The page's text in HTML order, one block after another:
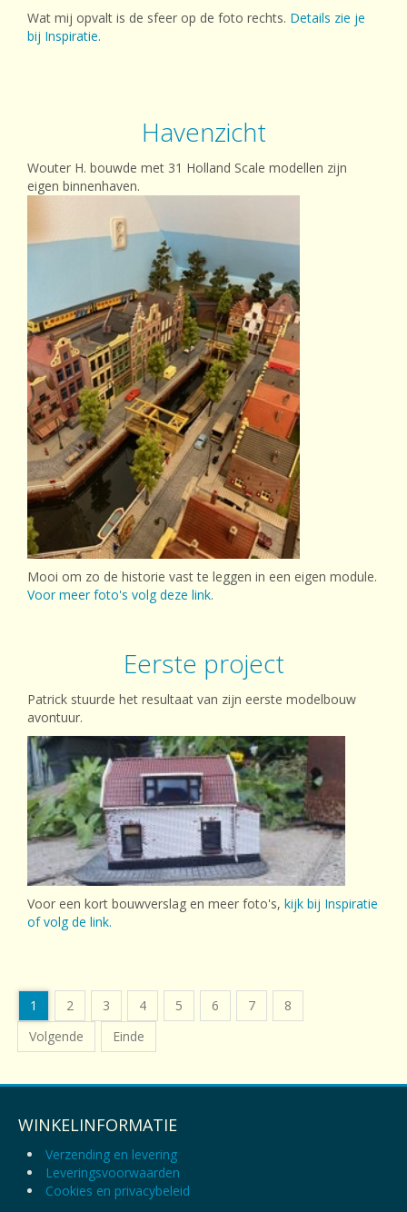
Wat mij opvalt is de sfeer op de foto rechts. Details zie je
bij Inspiratie.
Havenzicht
Wouter H. bouwde met 31 Holland Scale modellen zijn
eigen binnenhaven.
Mooi om zo de historie vast te leggen in een eigen module.
Voor meer foto's volg deze link.
Eerste project
Patrick stuurde het resultaat van zijn eerste modelbouw
avontuur.
Voor een kort bouwverslag en meer foto's, kijk bij Inspiratie
of volg de link.
1 2 3 4 5 6 7
8
Volgende
Einde
WINKELINFORMATIE
Verzending en levering
Leveringsvoorwaarden
Cookies en privacybeleid